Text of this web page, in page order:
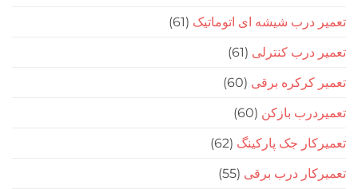
درب شیشه ای اتوماتیک (61)
درب کنترلی(61)
کرکره برقی(60)
بازکن(60)
جک پارکینگ (62)
درب برقی (55)